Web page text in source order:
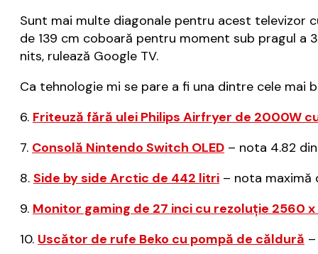
Sunt mai multe diagonale pentru acest televizor
de 139 cm coboară pentru moment sub pragul a
nits, rulează Google TV.
Ca tehnologie mi se pare a fi una dintre cele
6. Friteuză fără ulei Philips Airfryer de 2000W
7. Consolă Nintendo Switch OLED – nota 4.82
8. Side by side Arctic de 442 litri – nota maximă
9. Monitor gaming de 27 inci cu rezoluție 2560
10. Uscător de rufe Beko cu pompă de căldură